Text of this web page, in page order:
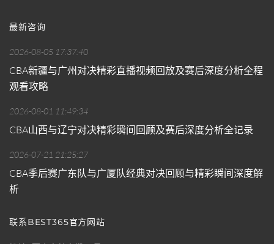
最新咨询
2026-08-05 17:37:40
CBA新疆与广州对决精彩直播视频回放及赛后深度分析全程
观看攻略
2026-08-01 11:49:34
CBA山西与辽宁对决精彩瞬间回顾及赛后深度分析全记录
2026-07-21 21:25:27
CBA季后赛广东队与广厦队经典对决回顾与精彩瞬间深度解
析
联系BEST365官方网站